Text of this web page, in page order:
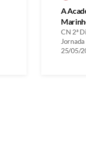
A
CN 2ª
Jornada
25/05/